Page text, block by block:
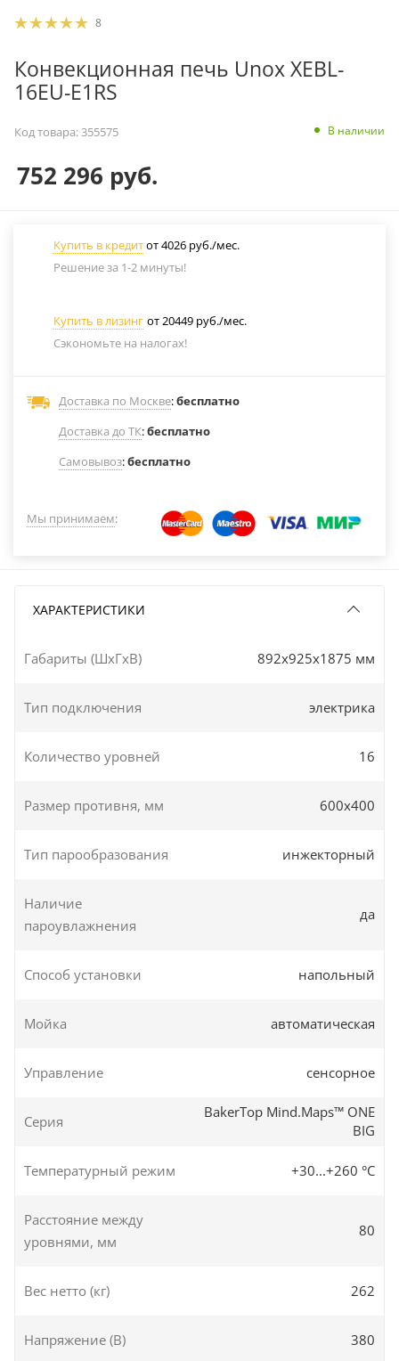
8
Конвекционная печь Unox XEBL-
16EU-E1RS
Код товара:355575 В наличии
752 296 руб.
Купить в кредитот 4026 руб./мес.
Решение за 1-2 минуты!
Купить в лизинг от 20449 руб./мес.
Сэкономьте на налогах!
Доставка по Москве:бесплатно
Доставка до ТК:бесплатно
Самовывоз:бесплатно
Мы принимаем:
ХАРАКТЕРИСТИКИ
Габариты (ШxГxВ) 892x925x1875 мм
Тип подключения электрика
Количество уровней 16
Размер противня, мм 600х400
Тип парообразования инжекторный
Наличие
пароувлажнения
да
Способ установки напольный
Мойка автоматическая
Управление сенсорное
Серия
BakerTop Mind.Maps™ ONE
BIG
Температурный режим +30...+260 °C
Расстояние между
уровнями, мм
80
Вес нетто (кг) 262
Напряжение (В) 380